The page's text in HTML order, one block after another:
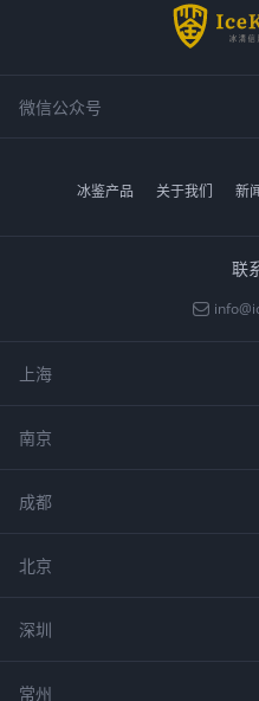
info@icekredit.com
微信公众号
冰鉴产品 关于我们 新
联

上海
 上海浦东新区商城路618号良友大厦
 021-68592015
南京
 南京市鼓楼区中山北路99号
成都
 成都市武侯区吉泰路10号汇顶科技
北京
 北京市朝阳区东三环北路甲2号京
深圳
 深圳市福田保税区T8旅游创意园
常州